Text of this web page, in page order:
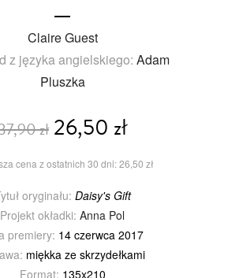
Claire Guest
z języka angielskiego: Adam
Pluszka
zł26,50 zł
cena z ostatnich 30 dni: 26,50 zł
oryginału: Daisy's Gift
Projekt okładki: Anna Pol
premiery: 14 czerwca 2017
miękka ze skrzydełkami
Format: 135x210